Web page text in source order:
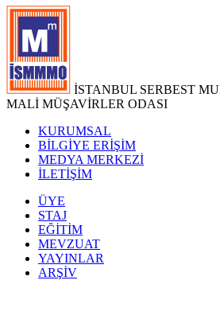
İSTANBUL SERBEST
MALİ MÜŞAVİRLER ODASI
KURUMSAL
BİLGİYE ERİŞİM
MEDYA MERKEZİ
İLETİŞİM
ÜYE
STAJ
EĞİTİM
MEVZUAT
YAYINLAR
ARŞİV